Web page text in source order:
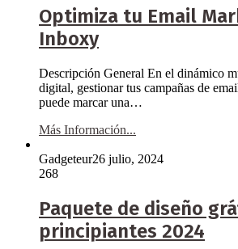
Optimiza tu Email
Inboxy
Descripción General En el dinámico
digital, gestionar tus campañas de
puede marcar una…
Más Información...
Gadgeteur26 julio, 2024
268
Paquete de diseño
principiantes 2024